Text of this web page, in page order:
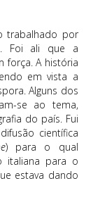
trabalhado por
Foi ali que a
força. A história
em vista a
Alguns dos
se ao tema,
do país. Fui
científica
) para o qual
italiana para o
estava dando